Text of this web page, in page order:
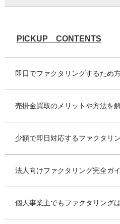
PICKUP CONTENTS
即日でファクタリングするため
売掛金買取のメリットや方法を
少額で即日対応するファクタリ
法人向けファクタリング完全ガ
個人事業主でもファクタリング